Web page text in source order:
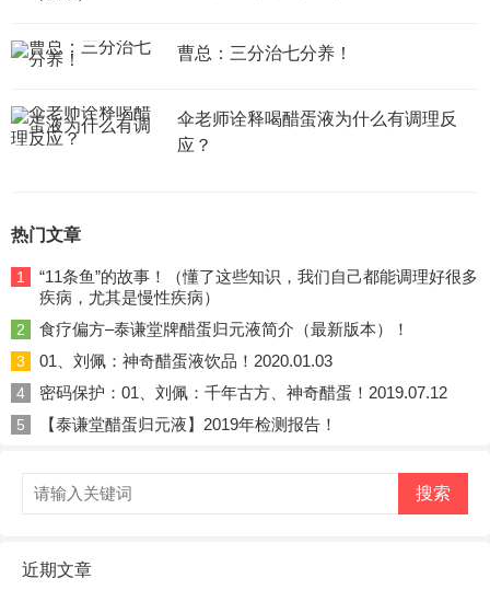
曹总：三分治七分养！
伞老师诠释喝醋蛋液为什么有调理反
应？
热门文章
1
“11条鱼”的故事！（懂了这些知识，我们自己都能调理好很多
疾病，尤其是慢性疾病）
2 食疗偏方–泰谦堂牌醋蛋归元液简介（最新版本）！
3 01、刘佩：神奇醋蛋液饮品！2020.01.03
4 密码保护：01、刘佩：千年古方、神奇醋蛋！2019.07.12
5 【泰谦堂醋蛋归元液】2019年检测报告！
搜索
近期文章